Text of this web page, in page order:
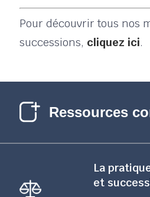
Pour découvrir tous nos
successions, cliquez ici.
Ressources
La
et